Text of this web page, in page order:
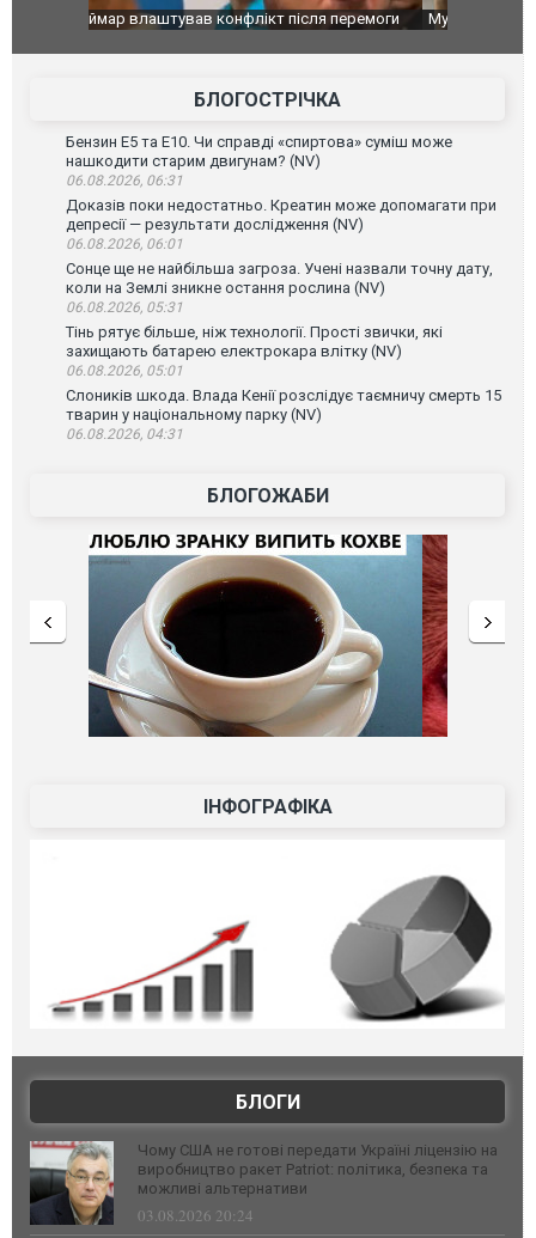
Мудрик провів перший матч за "Челсі" після
під час
Франції
БЛОГОСТРІЧКА
Бензин Е5 та Е10. Чи справді «спиртова» суміш може
нашкодити старим двигунам? (NV)
06.08.2026, 06:31
Доказів поки недостатньо. Креатин може допомагати при
депресії — результати дослідження (NV)
06.08.2026, 06:01
Сонце ще не найбільша загроза. Учені назвали точну дату,
коли на Землі зникне остання рослина (NV)
06.08.2026, 05:31
Тінь рятує більше, ніж технології. Прості звички, які
захищають батарею електрокара влітку (NV)
06.08.2026, 05:01
Слоників шкода. Влада Кенії розслідує таємничу смерть 15
тварин у національному парку (NV)
06.08.2026, 04:31
БЛОГОЖАБИ
ІНФОГРАФІКА
БЛОГИ
Чому США не готові передати Україні ліцензію на
виробництво ракет Patriot: політика, безпека та
можливі альтернативи
03.08.2026 20:24